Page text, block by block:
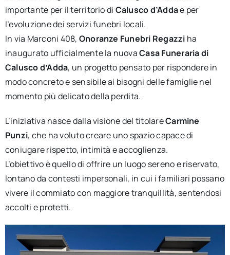
importante per il territorio di Calusco d’Addae per
l’evoluzione dei servizi funebri locali.
In via Marconi 408, Onoranze Funebri Regazzi ha
inaugurato ufficialmente la nuovaCasa Funeraria di
Calusco d’Adda, un progetto pensato per rispondere in
modo concreto e sensibile ai bisogni delle famiglie nel
momento più delicato della perdita.
L’iniziativa nasce dalla visione del titolareCarmine
Punzi, che ha voluto creare uno spazio capace di
coniugare rispetto, intimità e accoglienza.
L’obiettivo è quello di offrire un luogo sereno e riservato,
lontano da contesti impersonali, in cui i familiari possano
vivere il commiato con maggiore tranquillità, sentendosi
accolti e protetti.